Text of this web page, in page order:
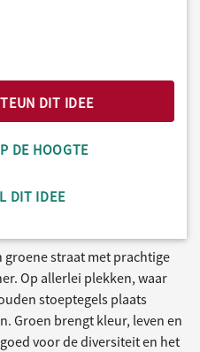
DIT IDEE
DE HOOGTE
DIT IDEE
groene straat met prachtige
Op allerlei plekken, waar
stoeptegels plaats
Groen brengt kleur, leven en
voor de diversiteit en het